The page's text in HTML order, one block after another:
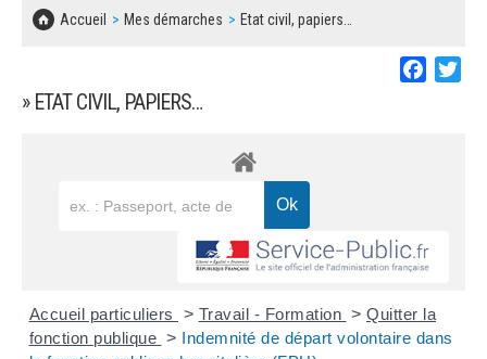
Accueil Mes démarches Etat civil, papiers…
» ETAT CIVIL, PAPIERS…
Accueil particuliers > Travail - Formation > Quitter la
fonction publique > Indemnité de départ volontaire dans
CONCERTATIONS PUBLIQUES
SOLIDARITÉ, LOGEMENT
SÉNIORS
DECHETS
BESOIN D'UNE AIDE ?
LES ASSOCIATIONS
MARCHÉS PUBLICS
DOCUMENT D'INFORMATION COMMUNAL
REGLEMENT LOCAL DE PUBLICITÉ
DECLARATION DE DEMARCHAGE
DOSSIER DE DEMANDE DE SUBVENTION